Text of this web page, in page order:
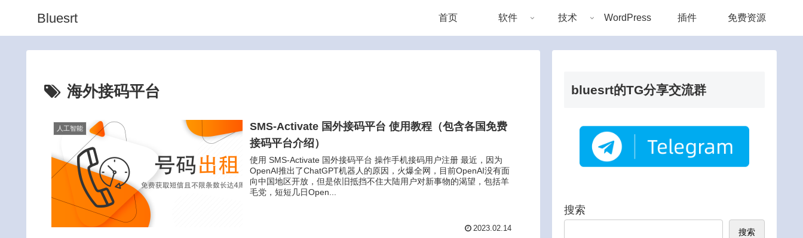
Bluesrt 首页 软件 技术 WordPress 插件 免费资源
海外接码平台
人工智能
SMS-Activate 国外接码平台 使用教程（包含各国免费
接码平台介绍）
使用 SMS-Activate 国外接码平台 操作手机接码用户注册 最近，因为
OpenAI推出了ChatGPT机器人的原因，火爆全网，目前OpenAI没有面
向中国地区开放，但是依旧抵挡不住大陆用户对新事物的渴望，包括羊
毛党，短短几日Open...
2023.02.14
bluesrt的TG分享交流群
搜索
搜索